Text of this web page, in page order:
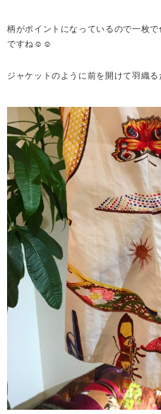
柄がポイントになっているので一枚
ですね☺☺
ジャケットのように前を開けて羽織